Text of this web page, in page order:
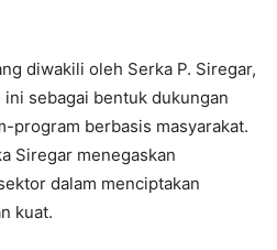
diwakili oleh Serka P. Siregar,
sebagai bentuk dukungan
program berbasis masyarakat.
Siregar menegaskan
dalam menciptakan
kuat.